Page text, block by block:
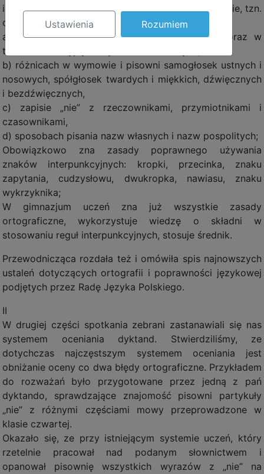
interpunkcyjną, ale jeszcze w ograniczonym zakresie, tzn.
opiera się na wiedzy o:
a) wymianie głosek w wyrazach pokrewnych oraz w
tematach fleksyjnych wyrazów odmiennych,
b) różnicach w wymowie i pisowni samogłosek ustnych i
nosowych, spółgłosek twardych i miękkich, dźwięcznych
i bezdźwięcznych,
c) zapisie „nie” z rzeczownikami, przymiotnikami i
czasownikami,
d) sposobach pisania nazw własnych i nazw pospolitych;
Obowiązkowo zna zasady poprawnego używania
znaków interpunkcyjnych: kropki, przecinka, znaku
zapytania, cudzysłowu, dwukropka, nawiasu, znaku
wykrzyknika;
W gimnazjum uczeń zna już wszystkie zasady
ortograficzne, wykorzystuje wiedzę o składni w
stosowaniu reguł interpunkcyjnych, stosuje średnik.
Przewodnicząca rozdała też i omówiła spis najnowszych
ustaleń dotyczących ortografii i poprawności językowej
podjętych przez Radę Języka Polskiego.
II
W drugiej części spotkania zebrani zastanawiali się nas
systemem oceniania dyktand. Stwierdziliśmy, ze
dotychczas najczęstszym systemem oceniania jest
obniżanie oceny co dwa błędy ortograficzne. Przykładem
do rozważań było przygotowane przez jedną z pań
dyktando, sprawdzające znajomość pisowni partykuły
„nie” z różnymi częściami mowy przeprowadzone w
klasie czwartej.
Okazało się, ze przy istniejącym systemie uczeń, który
rzetelnie pracował nad podanym słownictwem i
opanował pisownię wszystkich wyrazów z „nie” na
Ustawienia Rozumiem